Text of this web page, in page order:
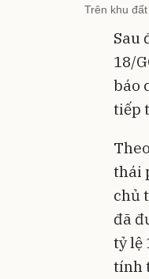
Trên khu
Sau
18/
báo
tiếp
thái
chủ
đã
tỷ lệ
tính